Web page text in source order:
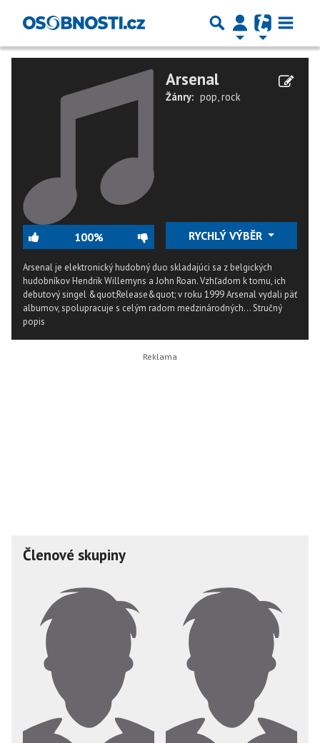
100%
Arsenal
Žánry: pop,rock
RYCHLÝ VÝBĚR
Arsenal je elektronický hudobný duo skladajúci sa z belgických
hudobníkov Hendrik Willemyns a John Roan. Vzhľadom k tomu, ich
debutový singel &quot;Release&quot; v roku 1999 Arsenal vydali päť
albumov, spolupracuje s celým radom medzinárodných...Stručný
popis
Členové skupiny